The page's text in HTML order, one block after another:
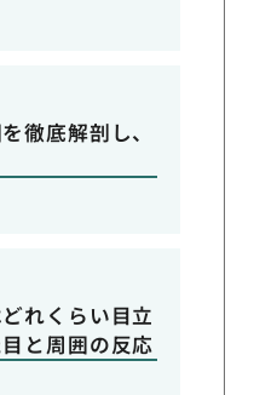
徹底解剖し、
れくらい目立
と周囲の反応